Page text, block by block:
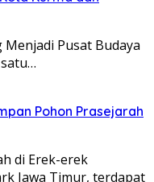
Pusat Budaya
Pohon Prasejarah
di Erek-erek
Jawa Timur, terdapat